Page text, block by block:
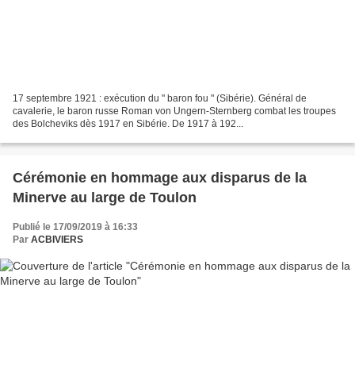
17 septembre 1921 : exécution du " baron fou " (Sibérie). Général de
cavalerie, le baron russe Roman von Ungern-Sternberg combat les troupes
des Bolcheviks dès 1917 en Sibérie. De 1917 à 192...
Cérémonie en hommage aux disparus de la
Minerve au large de Toulon
Publié le 17/09/2019 à 16:33
Par ACBIVIERS